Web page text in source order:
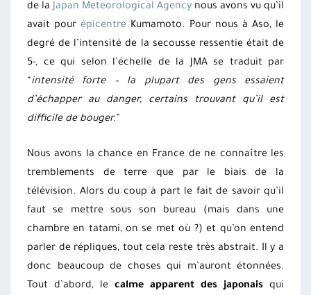
de laJapan Meteorological Agency nous avons vu qu’il
avait pourépicentre Kumamoto. Pour nous à Aso, le
degré de l’intensité de la secousse ressentie était de
5-, ce qui selon l’échelle de la JMA se traduit par
“intensité forte – la plupart des gens essaient
d’échapper au danger, certains trouvant qu’il est
difficile de bouger.”
Nous avons la chance en France de ne connaître les
tremblements de terre que par le biais de la
télévision. Alors du coup à part le fait de savoir qu’il
faut se mettre sous son bureau (mais dans une
chambre en tatami, on se met où ?) et qu’on entend
parler de répliques, tout cela reste très abstrait. Il y a
donc beaucoup de choses qui m’auront étonnées.
Tout d’abord, le calme apparent des japonais qui